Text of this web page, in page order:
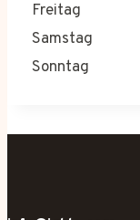
Freitag
Samstag
Sonntag